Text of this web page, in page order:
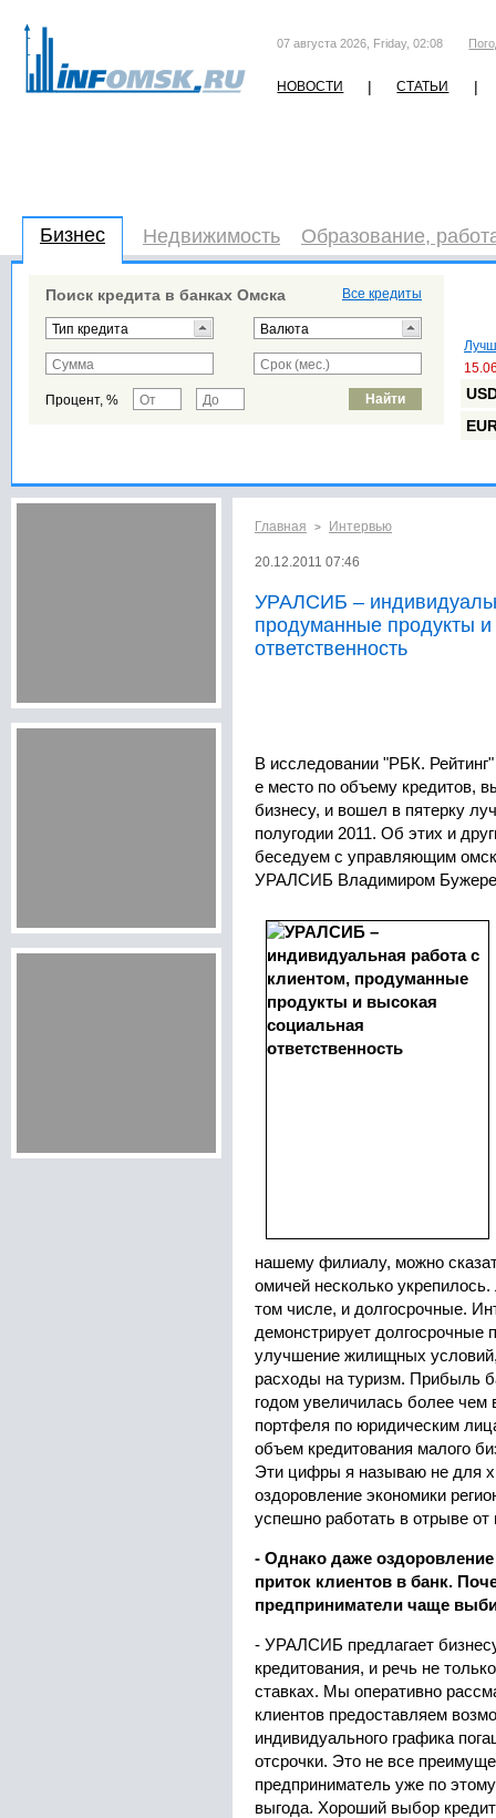
07 августа 2026, Friday, 02:08
НОВОСТИ | СТАТЬИ |
Бизнес Недвижимость Образование,
Поиск кредита в банках Омска Все кредиты
Процент, %
Главная > Интервью
20.12.2011 07:46
УРАЛСИБ –
продуманные продукты
ответственность
В исследовании "РБК.
е место по объему кредитов,
бизнесу, и вошел в пятерку
полугодии 2011. Об этих и
беседуем с управляющим
УРАЛСИБ Владимиром
нашему филиалу, можно
омичей несколько
том числе, и долгосрочные.
демонстрирует долгосрочные
улучшение жилищных
расходы на туризм. Прибыль
годом увеличилась более чем
портфеля по юридическим
объем кредитования малого
Эти цифры я называю не для
оздоровление экономики
успешно работать в отрыве от
- Однако даже оздоровление
приток клиентов в банк.
предприниматели чаще
- УРАЛСИБ предлагает
кредитования, и речь не
ставках. Мы оперативно
клиентов предоставляем
индивидуального графика
отсрочки. Это не все
предприниматель уже по
выгода. Хороший выбор